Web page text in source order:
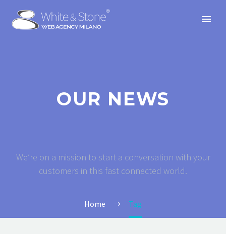
OUR NEWS
We’re on a mission to start a conversation with your
customers in this fast connected world.
Home Tag